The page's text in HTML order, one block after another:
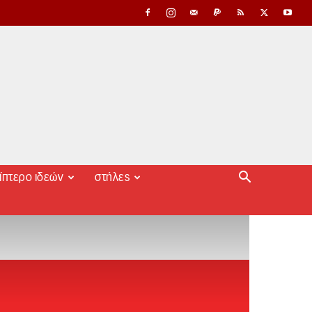
ιδεών στήλες